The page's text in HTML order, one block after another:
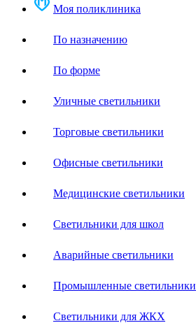
Моя поликлиника
По назначению
По форме
Уличные светильники
Торговые светильники
Офисные светильники
Медицинские светильники
Светильники для школ
Аварийные светильники
Промышленные светильники
Светильники для ЖКХ